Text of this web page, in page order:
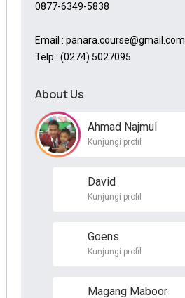
0877-6349-5838
Email : panara.course@gmail.com
Telp : (0274) 5027095
About Us
Ahmad Najmul
Kunjungi profil
David
Kunjungi profil
Goens
Kunjungi profil
Magang Maboor